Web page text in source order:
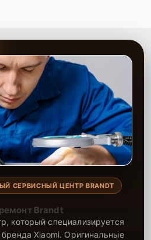
СЕРВИСНЫЙ ЦЕНТР BRANDT
Brandt
который специализируется
Xiaomi. Оригинальные